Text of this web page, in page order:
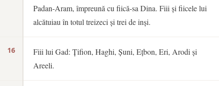
16
Padan-Aram, împreună cu fiică-sa Dina. Fiii și fiicele lui
alcătuiau în totul treizeci și trei de inși.
Fiii lui Gad: Țifion, Haghi, Șuni, Ețbon, Eri, Arodi și
Areeli.